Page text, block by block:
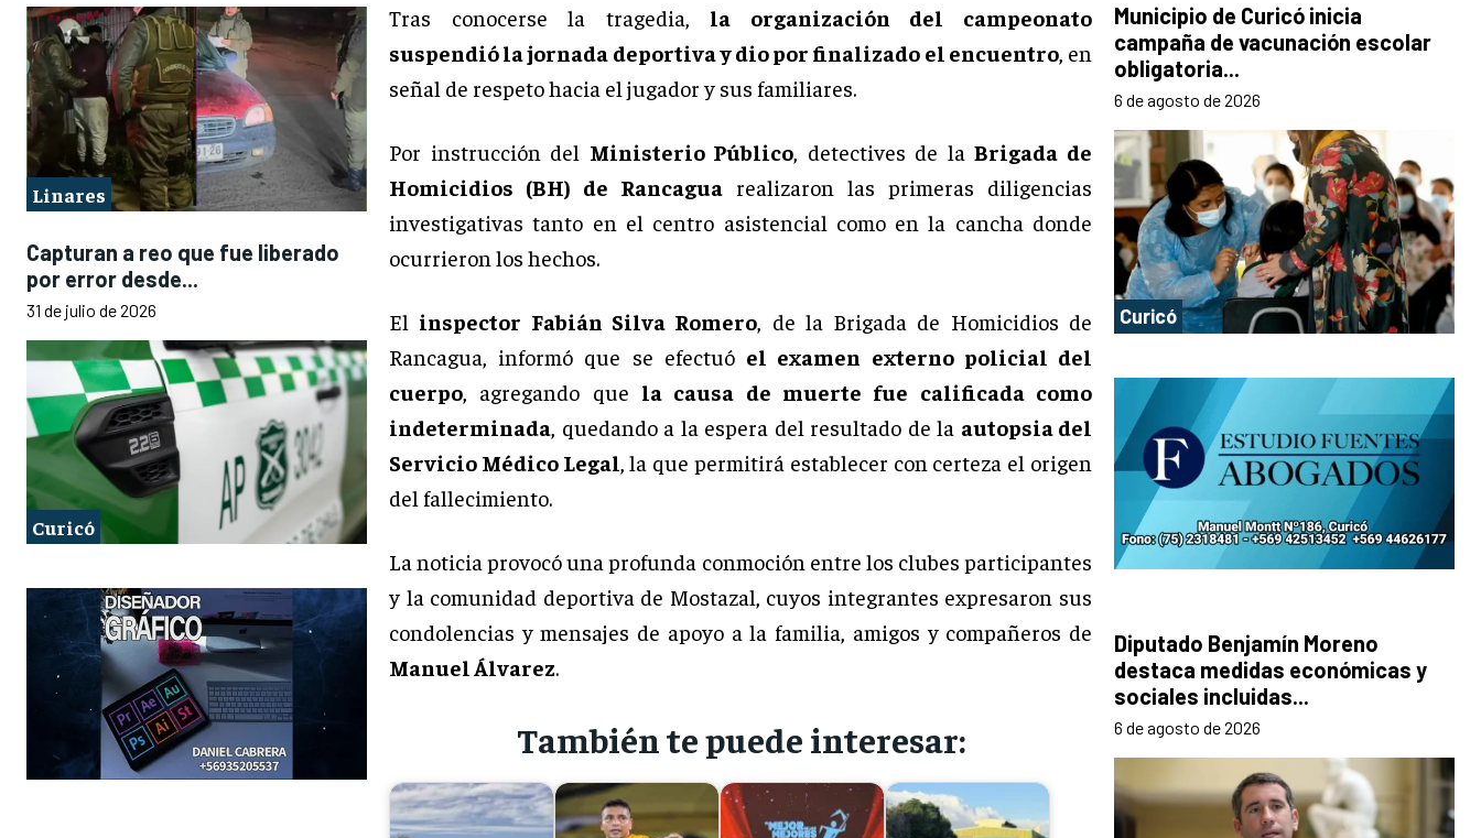
Linares
Capturan a reo que fue liberado
por error desde...
31 de julio de 2026
Curicó
Tras conocerse la tragedia, la organización del campeonato
suspendió la jornada deportiva y dio por finalizado el encuentro, en
señal de respeto hacia el jugador y sus familiares.
Por instrucción del Ministerio Público, detectives de laBrigada de
Homicidios (BH) de Rancagua realizaron las primeras diligencias
investigativas tanto en el centro asistencial como en la cancha donde
ocurrieron los hechos.
El inspector Fabián Silva Romero, de la Brigada de Homicidios de
Rancagua, informó que se efectuó el examen externo policial del
cuerpo, agregando que la causa de muerte fue calificada como
indeterminada, quedando a la espera del resultado de la autopsia del
Servicio Médico Legal, la que permitirá establecer con certeza el origen
del fallecimiento.
La noticia provocó una profunda conmoción entre los clubes participantes
y la comunidad deportiva de Mostazal, cuyos integrantes expresaron sus
condolencias y mensajes de apoyo a la familia, amigos y compañeros de
Manuel Álvarez.
También te puede interesar:
Municipio de Curicó inicia
campaña de vacunación escolar
obligatoria...
6 de agosto de 2026
Curicó
Diputado Benjamín Moreno
destaca medidas económicas y
sociales incluidas...
6 de agosto de 2026